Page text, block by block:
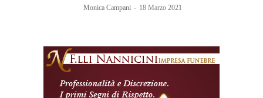
Monica Campani - 18 Marzo 2021